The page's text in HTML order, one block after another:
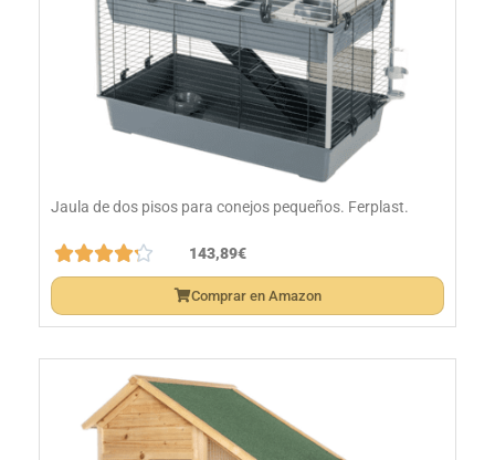
Jaula de dos pisos para conejos pequeños. Ferplast.
 143,89€
Comprar en Amazon